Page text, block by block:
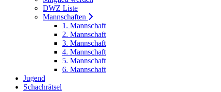
DWZ Liste
Mannschaften
1. Mannschaft
2. Mannschaft
3. Mannschaft
4. Mannschaft
5. Mannschaft
6. Mannschaft
Jugend
Schachrätsel